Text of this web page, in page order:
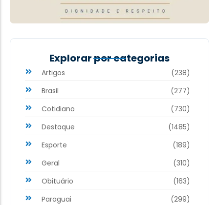
Explorar por categorias
Artigos
(238)
Brasil
(277)
Cotidiano
(730)
Destaque
(1485)
Esporte
(189)
Geral
(310)
Obituário
(163)
Paraguai
(299)